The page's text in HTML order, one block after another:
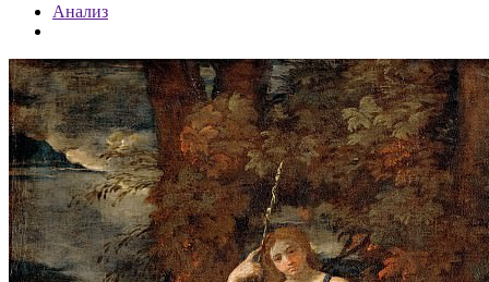
Анализ